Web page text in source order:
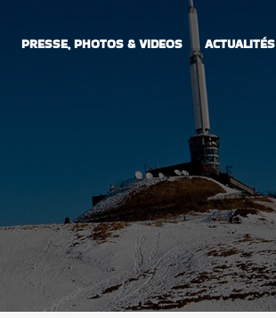
PRESSE, PHOTOS & VIDEOS ACTUALITÉS